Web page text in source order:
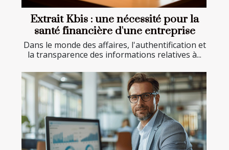
Extrait Kbis : une nécessité pour la
santé financière d'une entreprise
Dans le monde des affaires, l'authentification et
la transparence des informations relatives à...